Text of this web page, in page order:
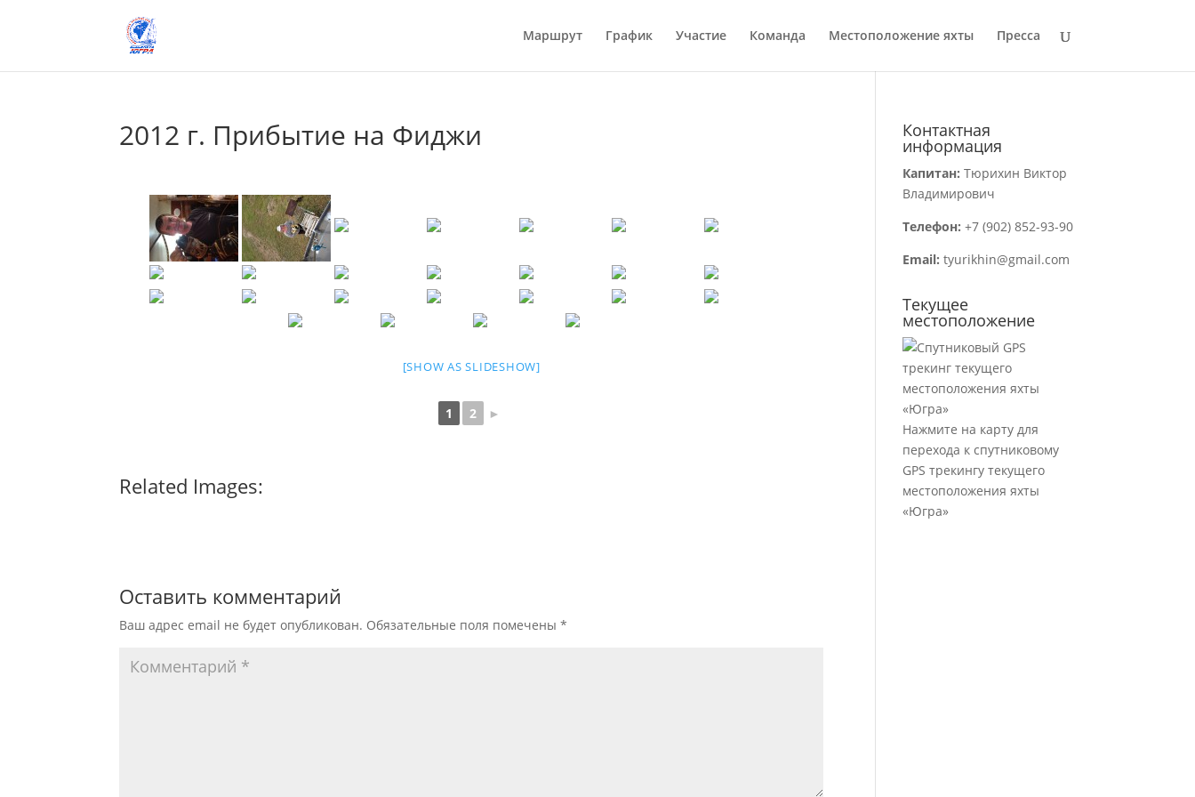
Маршрут График Участие Команда Местоположение яхты Пресса
2012 г. Прибытие на Фиджи
[SHOW AS SLIDESHOW]
1 2 ►
Related Images:
Оставить комментарий
Ваш адрес email не будет опубликован. Обязательные поля помечены*
Контактная
информация
Капитан: Тюрихин Виктор
Владимирович
Телефон: +7 (902) 852-93-90
Email: tyurikhin@gmail.com
Текущее
местоположение
Нажмите на карту для
перехода к спутниковому
GPS трекингу текущего
местоположения яхты
«Югра»